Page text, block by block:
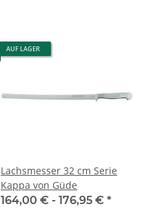
AUF LAGER
Lachsmesser 32 cm Serie
Kappa von Güde
164,00 € - 176,95 € *